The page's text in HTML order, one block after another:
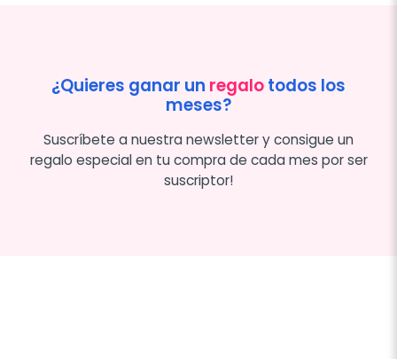
¿Quieres ganar un regalotodos los
meses?
Suscríbete a nuestra newsletter y consigue un
regalo especial en tu compra de cada mes por ser
suscriptor!